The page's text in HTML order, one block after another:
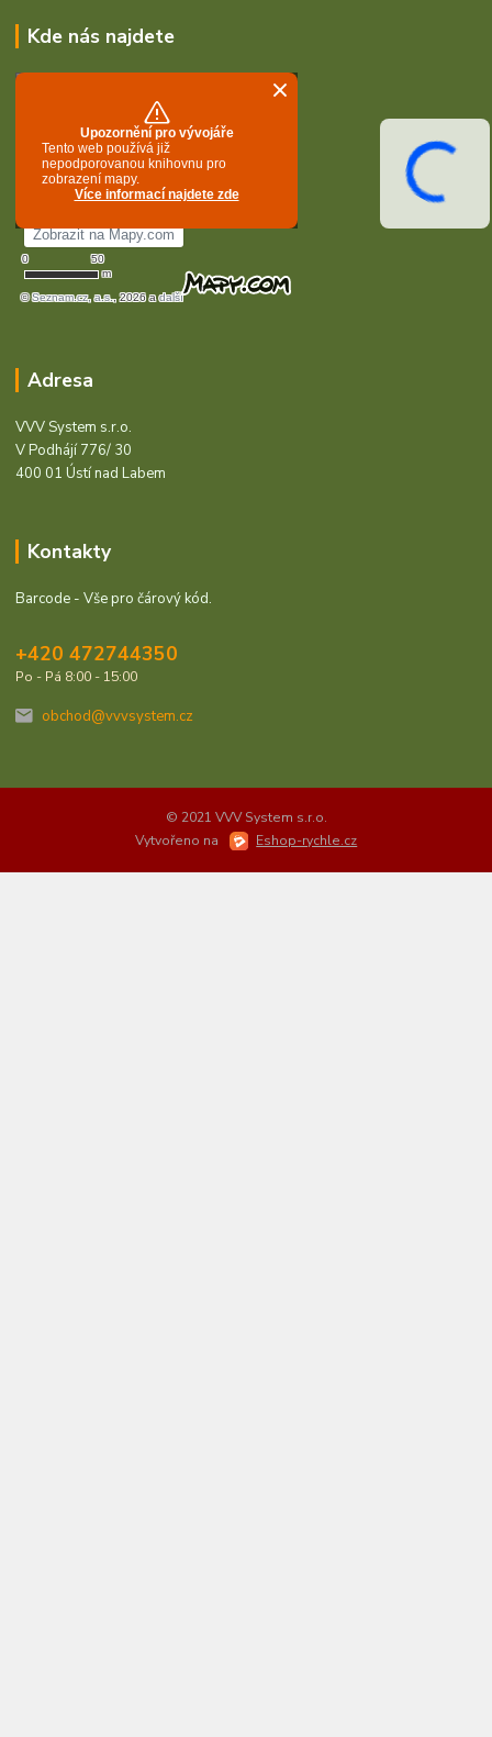
Kde nás najdete
Adresa
VVV System s.r.o.
V Podhájí 776/ 30
400 01 Ústí nad Labem
Kontakty
Barcode - Vše pro čárový kód.
+420 472744350
Po - Pá 8:00 - 15:00
obchod@vvvsystem.cz
© 2021 VVV System s.r.o.
Vytvořeno na
Eshop-rychle.cz